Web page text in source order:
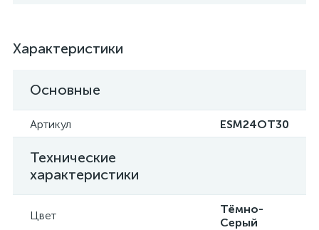
Характеристики
Основные
Артикул ESM24OT30
Технические
характеристики
Цвет
Тёмно-
Серый